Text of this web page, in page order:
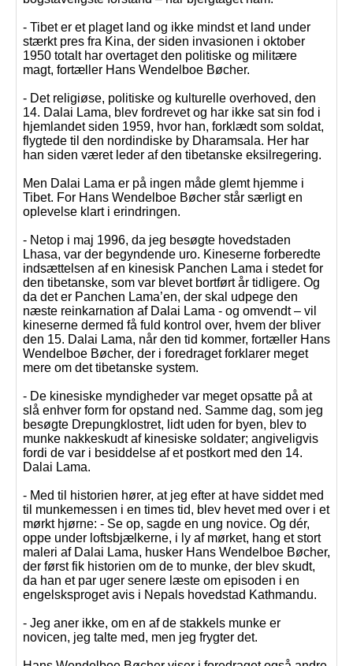
- Tibet er et plaget land og ikke mindst et land under
stærkt pres fra Kina, der siden invasionen i oktober
1950 totalt har overtaget den politiske og militære
magt, fortæller Hans Wendelboe Bøcher.
- Det religiøse, politiske og kulturelle overhoved, den
14. Dalai Lama, blev fordrevet og har ikke sat sin fod i
hjemlandet siden 1959, hvor han, forklædt som soldat,
flygtede til den nordindiske by Dharamsala. Her har
han siden været leder af den tibetanske eksilregering.
Men Dalai Lama er på ingen måde glemt hjemme i
Tibet. For Hans Wendelboe Bøcher står særligt en
oplevelse klart i erindringen.
- Netop i maj 1996, da jeg besøgte hovedstaden
Lhasa, var der begyndende uro. Kineserne forberedte
indsættelsen af en kinesisk Panchen Lama i stedet for
den tibetanske, som var blevet bortført år tidligere. Og
da det er Panchen Lama’en, der skal udpege den
næste reinkarnation af Dalai Lama - og omvendt – vil
kineserne dermed få fuld kontrol over, hvem der bliver
den 15. Dalai Lama, når den tid kommer, fortæller Hans
Wendelboe Bøcher, der i foredraget forklarer meget
mere om det tibetanske system.
- De kinesiske myndigheder var meget opsatte på at
slå enhver form for opstand ned. Samme dag, som jeg
besøgte Drepungklostret, lidt uden for byen, blev to
munke nakkeskudt af kinesiske soldater; angiveligvis
fordi de var i besiddelse af et postkort med den 14.
Dalai Lama.
- Med til historien hører, at jeg efter at have siddet med
til munkemessen i en times tid, blev hevet med over i et
mørkt hjørne: - Se op, sagde en ung novice. Og dér,
oppe under loftsbjælkerne, i ly af mørket, hang et stort
maleri af Dalai Lama, husker Hans Wendelboe Bøcher,
der først fik historien om de to munke, der blev skudt,
da han et par uger senere læste om episoden i en
engelsksproget avis i Nepals hovedstad Kathmandu.
- Jeg aner ikke, om en af de stakkels munke er
novicen, jeg talte med, men jeg frygter det.